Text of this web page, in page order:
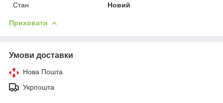
Стан
Новий
Приховати
Умови доставки
Нова Пошта
Укрпошта